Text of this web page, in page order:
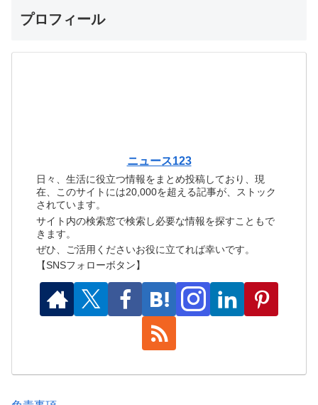
プロフィール
ニュース123
日々、生活に役立つ情報をまとめ投稿しており、現
在、このサイトには20,000を超える記事が、ストック
されています。
サイト内の検索窓で検索し必要な情報を探すこともで
きます。
ぜひ、ご活用くださいお役に立てれば幸いです。
【SNSフォローボタン】